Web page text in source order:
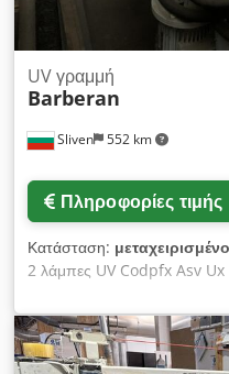
Sliven 552 km
UV γραμμή
Barberan
Πληροφορίες τιμής
Κατάσταση: μεταχειρισμένο
2 λάμπες UV Codpfx Asv